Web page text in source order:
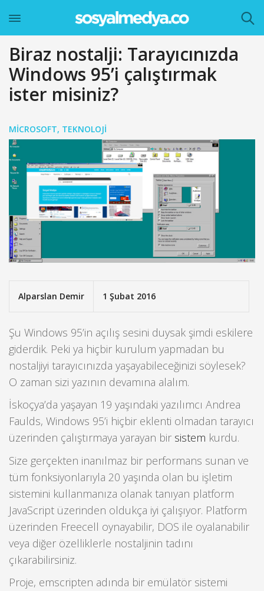
Biraz nostalji: Tarayıcınızda
Windows 95’i çalıştırmak
ister misiniz?
MICROSOFT, TEKNOLOJI
Alparslan Demir 1 Şubat 2016
Şu Windows 95’in açılış sesini duysak şimdi eskilere
giderdik. Peki ya hiçbir kurulum yapmadan bu
nostaljiyi tarayıcınızda yaşayabileceğinizi söylesek?
O zaman sizi yazının devamına alalım.
İskoçya’da yaşayan 19 yaşındaki yazılımcı Andrea
Faulds, Windows 95’i hiçbir eklenti olmadan tarayıcı
üzerinden çalıştırmaya yarayan bir sistem kurdu.
Size gerçekten inanılmaz bir performans sunan ve
tüm fonksiyonlarıyla 20 yaşında olan bu işletim
sistemini kullanmanıza olanak tanıyan platform
JavaScript üzerinden oldukça iyi çalışıyor. Platform
üzerinden Freecell oynayabilir, DOS ile oyalanabilir
veya diğer özelliklerle nostaljinin tadını
çıkarabilirsiniz.
Proje, emscripten adında bir emülatör sistemi